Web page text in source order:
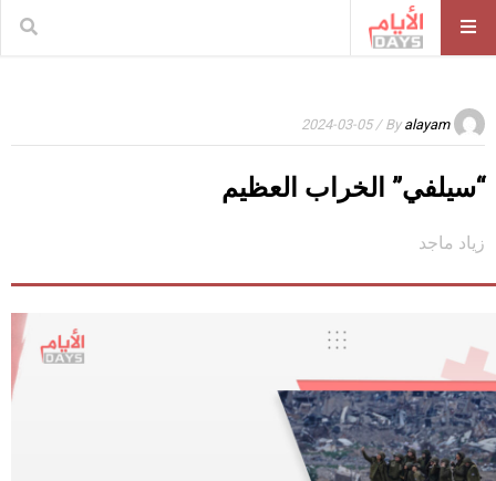
By alayam
/ 2024-03-05
“سيلفي” الخراب العظيم
زياد ماجد